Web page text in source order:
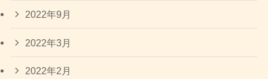
2022年9月
2022年3月
2022年2月